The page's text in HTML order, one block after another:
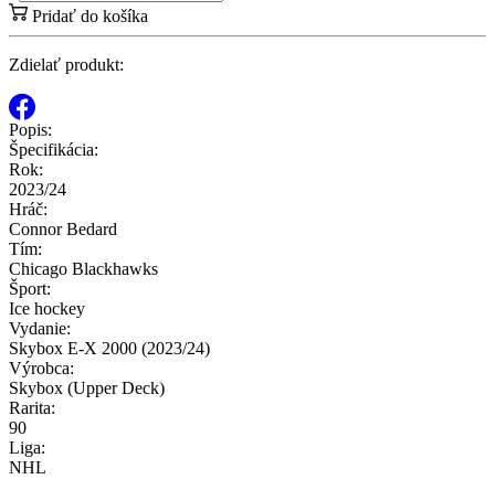
Pridať do košíka
Zdielať produkt:
Popis:
Špecifikácia:
Rok:
2023/24
Hráč:
Connor Bedard
Tím:
Chicago Blackhawks
Šport:
Ice hockey
Vydanie:
Skybox E-X 2000 (2023/24)
Výrobca:
Skybox (Upper Deck)
Rarita:
90
Liga:
NHL